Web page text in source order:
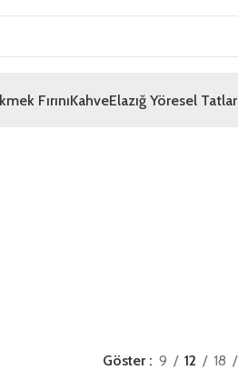
FırınıKahveElazığ Yöresel Tatlar
Göster 9 12 18